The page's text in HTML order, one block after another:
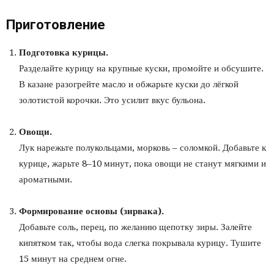
Приготовление
Подготовка курицы.
Разделайте курицу на крупные куски, промойте и обсушите.
В казане разогрейте масло и обжарьте куски до лёгкой
золотистой корочки. Это усилит вкус бульона.
Овощи.
Лук нарежьте полукольцами, морковь – соломкой. Добавьте к
курице, жарьте 8–10 минут, пока овощи не станут мягкими и
ароматными.
Формирование основы (зирвака).
Добавьте соль, перец, по желанию щепотку зиры. Залейте
кипятком так, чтобы вода слегка покрывала курицу. Тушите
15 минут на среднем огне.